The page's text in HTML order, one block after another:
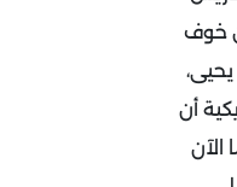
خوف
أن
الآن